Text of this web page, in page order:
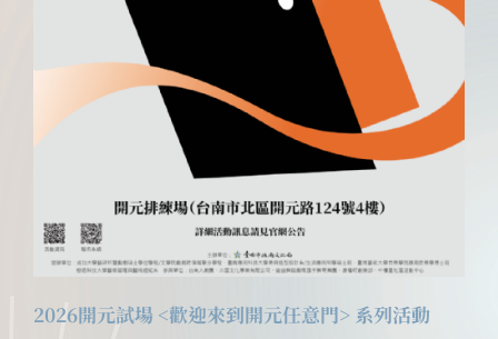
2026開元試場 <歡迎來到開元任意門> 系列活動